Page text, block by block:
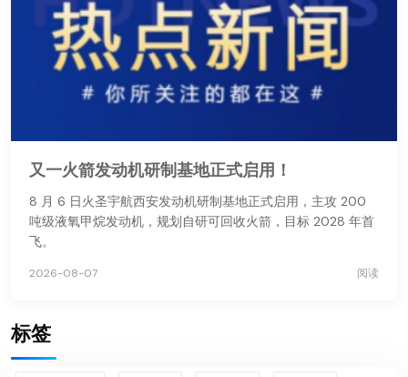
又一火箭发动机研制基地正式启用！
8 月 6 日火圣宇航西安发动机研制基地正式启用，主攻 200
吨级液氧甲烷发动机，规划自研可回收火箭，目标 2028 年首
飞。
2026-08-07 阅读
标签